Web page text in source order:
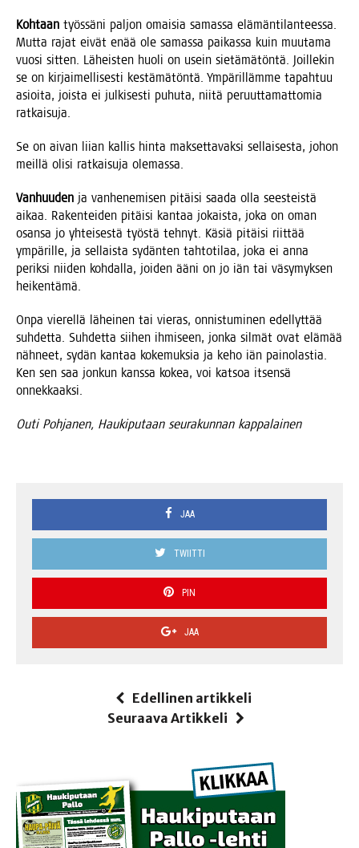
Koh­taan työs­sä­ni pal­jon omai­sia samas­sa elä­män­ti­lan­tees­sa.
Mut­ta rajat eivät enää ole samas­sa pai­kas­sa kuin muu­ta­ma
vuo­si sit­ten. Läheis­ten huo­li on usein sie­tä­mä­tön­tä. Joil­le­kin
se on kir­jai­mel­li­ses­ti kes­tä­mä­tön­tä. Ympä­ril­läm­me tapah­tuu
asioi­ta, jois­ta ei jul­ki­ses­ti puhu­ta, nii­tä peruut­ta­mat­to­mia
ratkaisuja.
Se on aivan lii­an kal­lis hin­ta mak­set­ta­vak­si sel­lai­ses­ta, johon
meil­lä oli­si rat­kai­su­ja olemassa.
Van­huu­den ja van­he­ne­mi­sen pitäi­si saa­da olla sees­teis­tä
aikaa. Raken­tei­den pitäi­si kan­taa jokais­ta, joka on oman
osan­sa jo yhtei­ses­tä työs­tä teh­nyt. Käsiä pitäi­si riit­tää
ympä­ril­le, ja sel­lais­ta sydän­ten tah­to­ti­laa, joka ei anna
perik­si nii­den koh­dal­la, joi­den ääni on jo iän tai väsy­myk­sen
heikentämä.
Onpa vie­rel­lä lähei­nen tai vie­ras, onnis­tu­mi­nen edel­lyt­tää
suh­det­ta. Suh­det­ta sii­hen ihmi­seen, jon­ka sil­mät ovat elä­mää
näh­neet, sydän kan­taa koke­muk­sia ja keho iän pai­no­las­tia.
Ken sen saa jon­kun kans­sa kokea, voi kat­soa itsen­sä
onnekkaaksi.
Outi Poh­ja­nen, Hau­ki­pu­taan seu­ra­kun­nan kappalainen
JAA
TWIITTI
PIN
JAA
Edellinen artikkeli
Seuraava Artikkeli